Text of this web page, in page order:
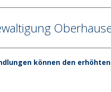
können den